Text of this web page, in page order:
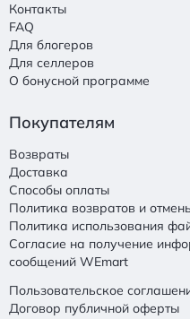
Контакты
FAQ
Для блогеров
Для селлеров
О бонусной программе
Покупателям
Возвраты
Доставка
Способы оплаты
Политика возвратов и
Политика использования
Согласие на получение
сообщений WEmart
Пользовательское
Договор публичной оферты